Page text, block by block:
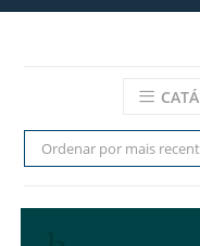
Ordenar por mais